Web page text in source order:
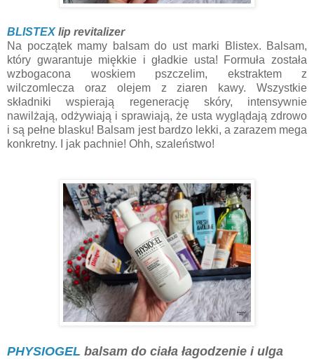
BLISTEXlip revitalizer
Na początek mamy balsam do ust marki Blistex. Balsam,
który gwarantuje miękkie i gładkie usta! Formuła została
wzbogacona woskiem pszczelim, ekstraktem z
wilczomlecza oraz olejem z ziaren kawy. Wszystkie
składniki wspierają regenerację skóry, intensywnie
nawilżają, odżywiają i sprawiają, że usta wyglądają zdrowo
i są pełne blasku! Balsam jest bardzo lekki, a zarazem mega
konkretny. I jak pachnie! Ohh, szaleństwo!
PHYSIOGEL balsam do ciała łagodzenie i ulga